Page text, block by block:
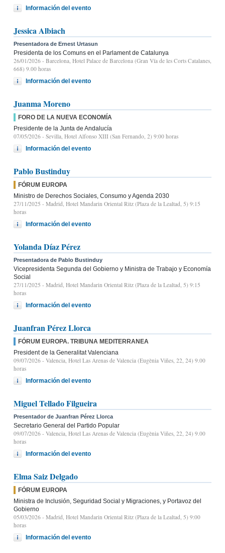
Información del evento
Jessica Albiach
Presentadora de Ernest Urtasun
Presidenta de los Comuns en el Parlament de Catalunya
26/01/2026 - Barcelona, Hotel Palace de Barcelona (Gran Vía de les Corts Catalanes,
668) 9.00 horas
Información del evento
Juanma Moreno
FORO DE LA NUEVA ECONOMÍA
Presidente de la Junta de Andalucía
07/05/2026 - Sevilla, Hotel Alfonso XIII (San Fernando, 2) 9:00 horas
Información del evento
Pablo Bustinduy
FÓRUM EUROPA
Ministro de Derechos Sociales, Consumo y Agenda 2030
27/11/2025 - Madrid, Hotel Mandarin Oriental Ritz (Plaza de la Lealtad, 5) 9:15
horas
Información del evento
Yolanda Díaz Pérez
Presentadora de Pablo Bustinduy
Vicepresidenta Segunda del Gobierno y Ministra de Trabajo y Economía
Social
27/11/2025 - Madrid, Hotel Mandarin Oriental Ritz (Plaza de la Lealtad, 5) 9:15
horas
Información del evento
Juanfran Pérez Llorca
FÓRUM EUROPA. TRIBUNA MEDITERRANEA
President de la Generalitat Valenciana
09/07/2026 - Valencia, Hotel Las Arenas de Valencia (Eugènia Viñes, 22, 24) 9.00
horas
Información del evento
Miguel Tellado Filgueira
Presentador de Juanfran Pérez Llorca
Secretario General del Partido Popular
09/07/2026 - Valencia, Hotel Las Arenas de Valencia (Eugènia Viñes, 22, 24) 9.00
horas
Información del evento
Elma Saiz Delgado
FÓRUM EUROPA
Ministra de Inclusión, Seguridad Social y Migraciones, y Portavoz del
Gobierno
05/03/2026 - Madrid, Hotel Mandarin Oriental Ritz (Plaza de la Lealtad, 5) 9:00
horas
Información del evento